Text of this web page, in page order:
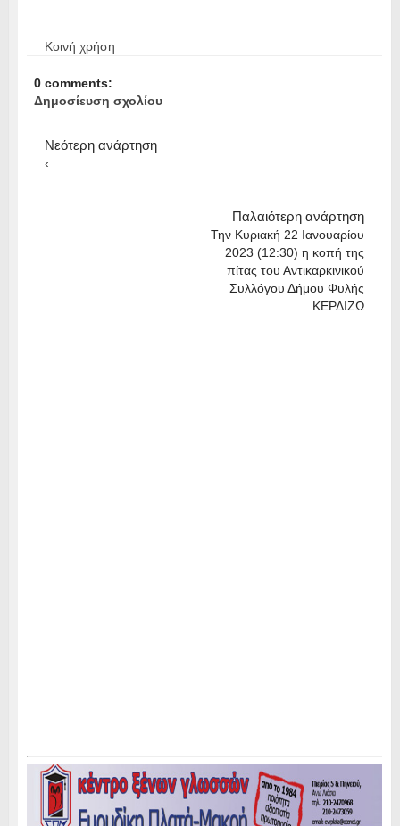
Κοινή χρήση
0 comments:
Δημοσίευση σχολίου
Νεότερη ανάρτηση
‹
Παλαιότερη ανάρτηση
Την Κυριακή 22 Ιανουαρίου
2023 (12:30) η κοπή της
πίτας του Αντικαρκινικού
Συλλόγου Δήμου Φυλής
ΚΕΡΔΙΖΩ